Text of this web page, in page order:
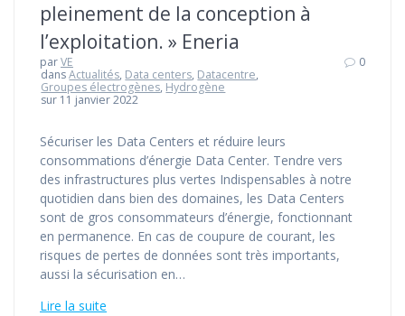
pleinement de la conception à
l’exploitation. » Eneria
parVE
dansActualités, Data centers, Datacentre,
Groupes électrogènes, Hydrogène
sur 11 janvier 2022
0
Sécuriser les Data Centers et réduire leurs
consommations d’énergie Data Center. Tendre vers
des infrastructures plus vertes Indispensables à notre
quotidien dans bien des domaines, les Data Centers
sont de gros consommateurs d’énergie, fonctionnant
en permanence. En cas de coupure de courant, les
risques de pertes de données sont très importants,
aussi la sécurisation en…
Lire la suite